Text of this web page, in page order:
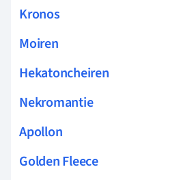
Kronos
Moiren
Hekatoncheiren
Nekromantie
Apollon
Golden Fleece